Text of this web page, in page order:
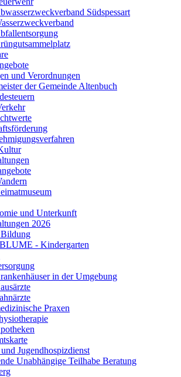
Südspessart
und Verordnungen
der Gemeinde Altenbuch
und Unterkunft
2026
- Kindergarten
in der Umgebung
Praxen
Jugendhospizdienst
Unabhängige Teilhabe Beratung